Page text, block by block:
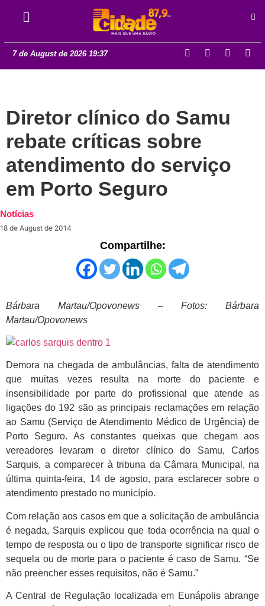
7 de August de 2026 19:37
Diretor clínico do Samu
rebate críticas sobre
atendimento do serviço
em Porto Seguro
Notícias
18 de August de 2014
Compartilhe:
Bárbara Martau/Opovonews – Fotos: Bárbara
Martau/Opovonews
Demora na chegada de ambulâncias, falta de atendimento
que muitas vezes resulta na morte do paciente e
insensibilidade por parte do profissional que atende as
ligações do 192 são as principais reclamações em relação
ao Samu (Serviço de Atendimento Médico de Urgência) de
Porto Seguro. As constantes queixas que chegam aos
vereadores levaram o diretor clínico do Samu, Carlos
Sarquis, a comparecer à tribuna da Câmara Municipal, na
última quinta-feira, 14 de agosto, para esclarecer sobre o
atendimento prestado no município.
Com relação aos casos em que a solicitação de ambulância
é negada, Sarquis explicou que toda ocorrência na qual o
tempo de resposta ou o tipo de transporte significar risco de
sequela ou de morte para o paciente é caso de Samu. “Se
não preencher esses requisitos, não é Samu.”
A Central de Regulação localizada em Eunápolis abrange